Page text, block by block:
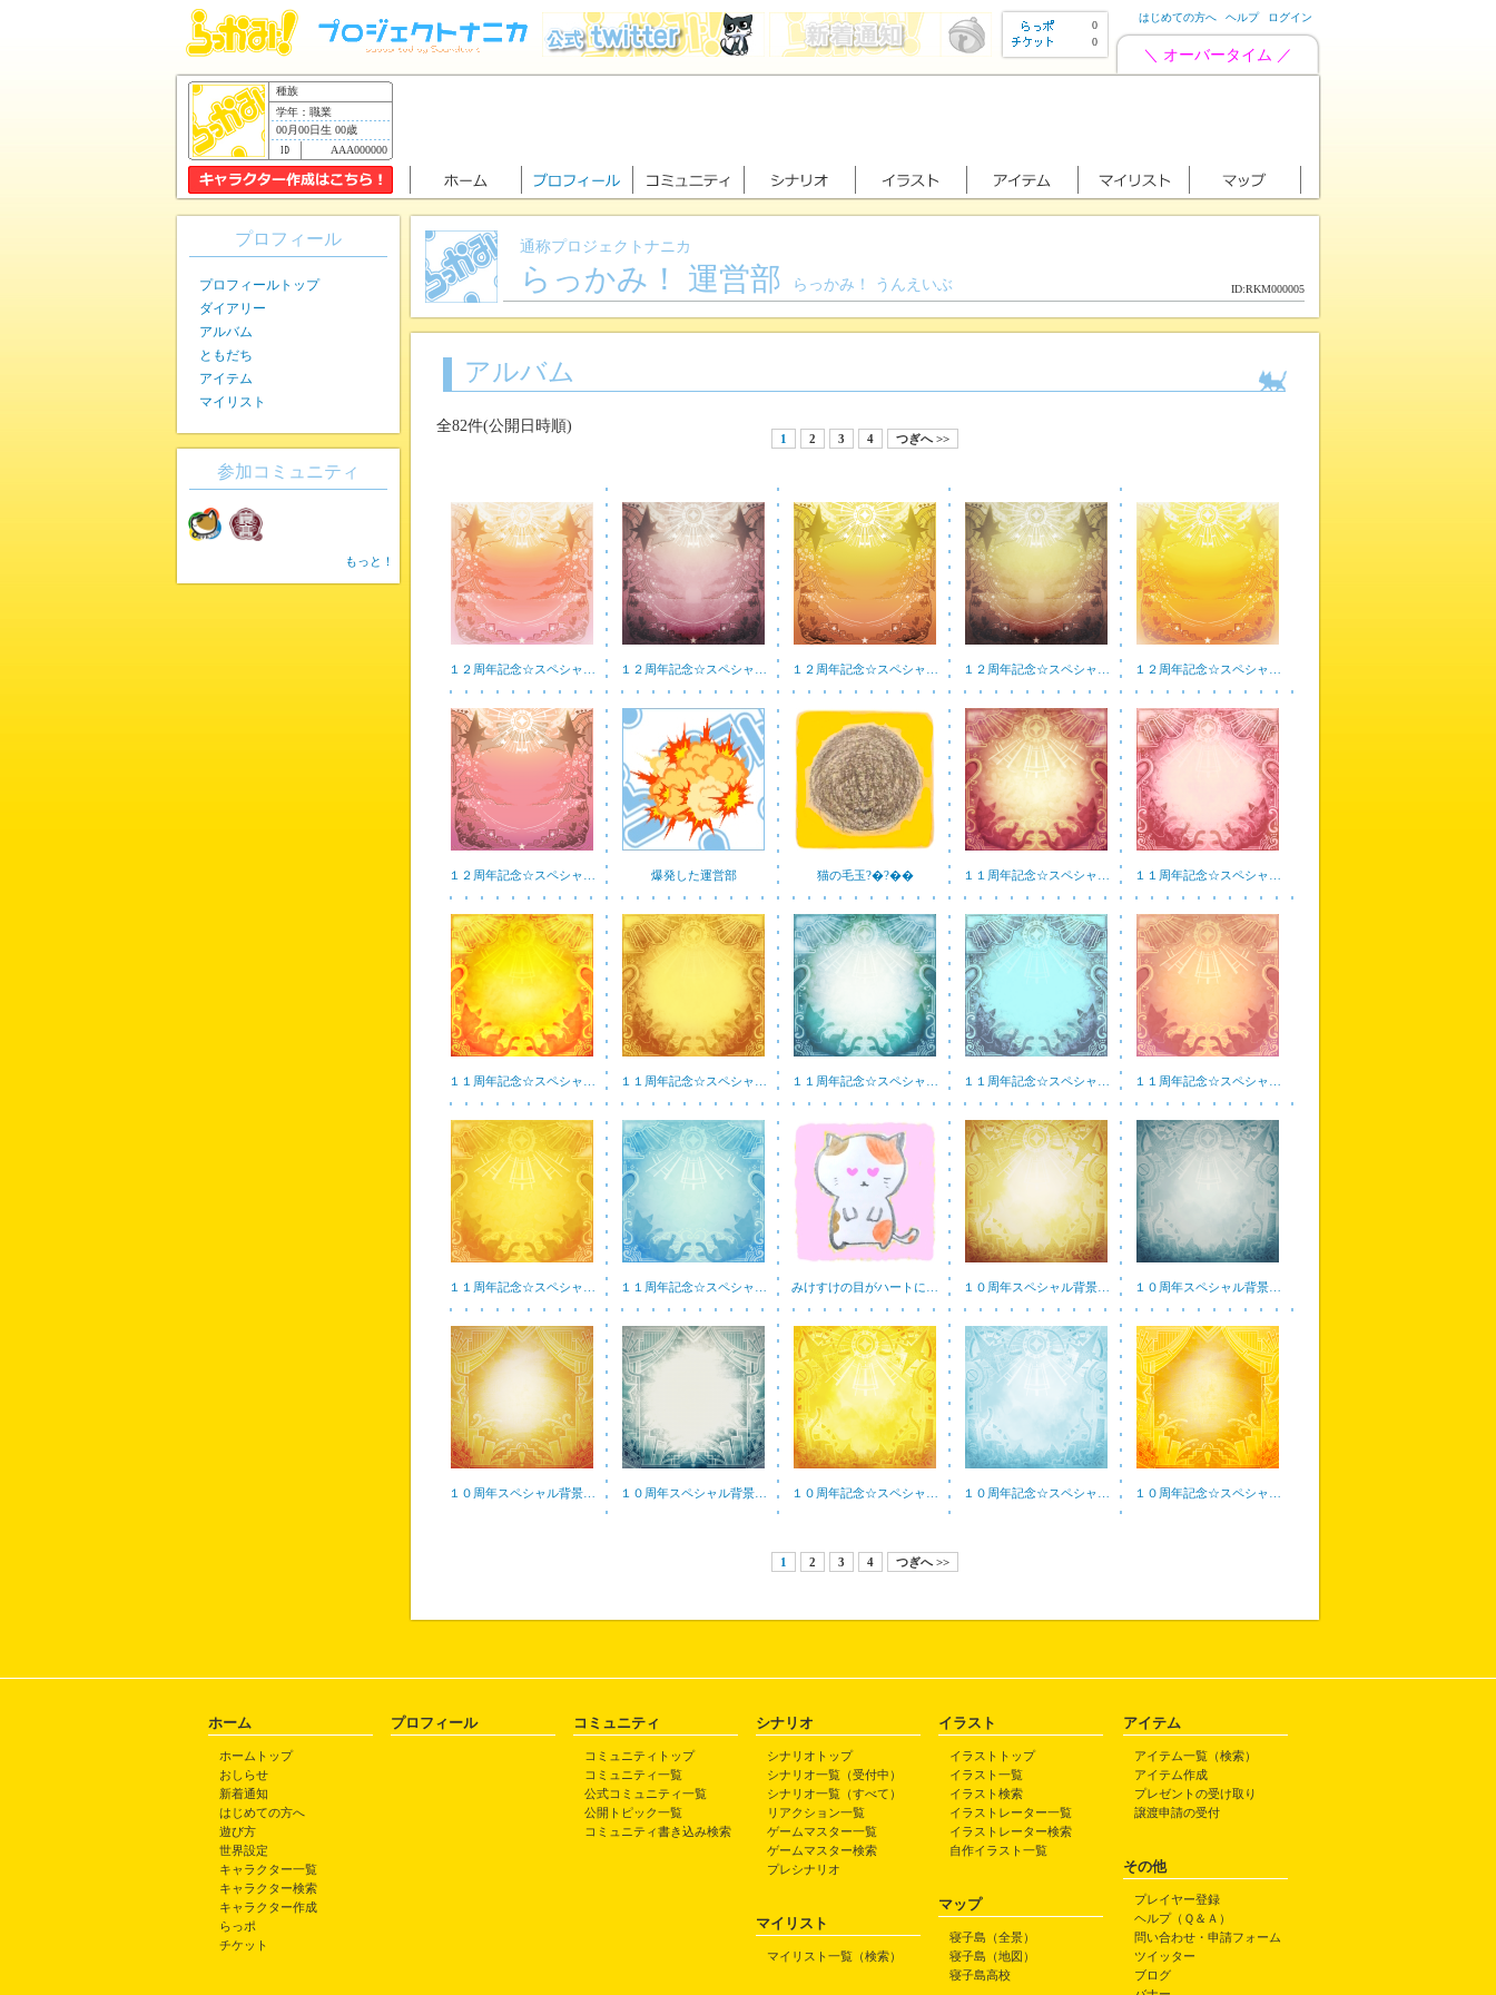
0
0
はじめての方へ ヘルプ ログイン
＼ オーバータイム ／
種族
学年：職業
00月00日生 00歳
AAA000000
通称プロジェクトナニカ
らっかみ！ 運営部 らっかみ！ うんえいぶ ID:RKM000005
アルバム
全82件(公開日時順)
1 2 3 4 つぎへ >>
１２周年記念☆スペシャ… １２周年記念☆スペシャ… １２周年記念☆スペシャ… １２周年記念☆スペシャ… １２周年記念☆スペシャ…
１２周年記念☆スペシャ… 爆発した運営部 猫の毛玉?�?�� １１周年記念☆スペシャ… １１周年記念☆スペシャ…
１１周年記念☆スペシャ… １１周年記念☆スペシャ… １１周年記念☆スペシャ… １１周年記念☆スペシャ… １１周年記念☆スペシャ…
１１周年記念☆スペシャ… １１周年記念☆スペシャ… みけすけの目がハートに… １０周年スペシャル背景… １０周年スペシャル背景…
１０周年スペシャル背景… １０周年スペシャル背景… １０周年記念☆スペシャ… １０周年記念☆スペシャ… １０周年記念☆スペシャ…
1 2 3 4 つぎへ >>
プロフィール
プロフィールトップ
ダイアリー
アルバム
ともだち
アイテム
マイリスト
参加コミュニティ
もっと！
ホーム
ホームトップ
おしらせ
新着通知
はじめての方へ
遊び方
世界設定
キャラクター一覧
キャラクター検索
キャラクター作成
らっポ
チケット
プロフィール コミュニティ
コミュニティトップ
コミュニティ一覧
公式コミュニティ一覧
公開トピック一覧
コミュニティ書き込み検索
シナリオ
シナリオトップ
シナリオ一覧（受付中）
シナリオ一覧（すべて）
リアクション一覧
ゲームマスター一覧
ゲームマスター検索
プレシナリオ
マイリスト
マイリスト一覧（検索）
イラスト
イラストトップ
イラスト一覧
イラスト検索
イラストレーター一覧
イラストレーター検索
自作イラスト一覧
マップ
寝子島（全景）
寝子島（地図）
寝子島高校
アイテム
アイテム一覧（検索）
アイテム作成
プレゼントの受け取り
譲渡申請の受付
その他
プレイヤー登録
ヘルプ（Ｑ＆Ａ）
問い合わせ・申請フォーム
ツイッター
ブログ